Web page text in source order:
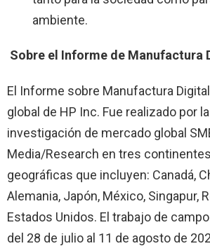
ambiente.
Sobre el Informe de Manufactura
El Informe sobre Manufactura
global de HP Inc. Fue realizado por
investigación de mercado global
Media/Research en tres
geográficas que incluyen: Canadá,
Alemania, Japón, México, Singapur,
Estados Unidos. El trabajo de
del 28 de julio al 11 de agosto de